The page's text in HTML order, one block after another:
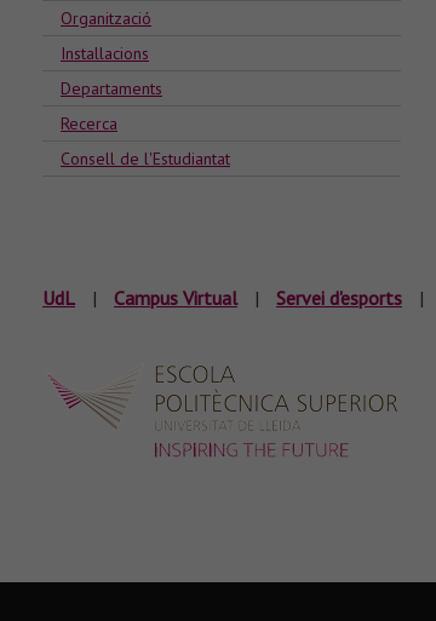
Organització
Installacions
Departaments
Recerca
Consell de l'Estudiantat
UdL | Campus Virtual | Servei d'esports |